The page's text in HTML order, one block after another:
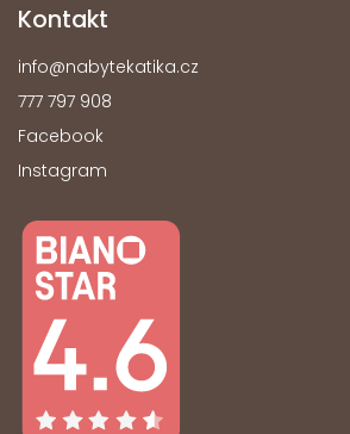
Kontakt
info@nabytekatika.cz
777 797 908
Facebook
Instagram